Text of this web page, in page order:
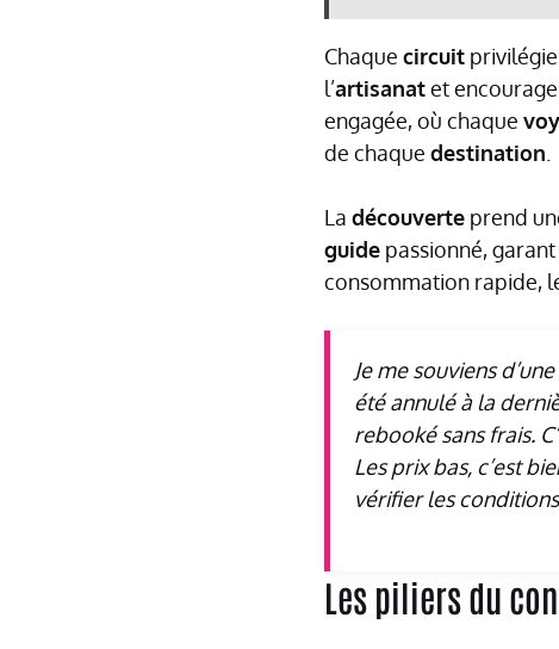
Chaque circuit
l’artisanatet
engagée, où chaque
de chaque destination
La découverte prend
guide passionné,
consommation rapide,
Je me souviens
été annulé à la
rebooké sans frais.
Les prix bas, c’est
vérifier les
Les piliers du